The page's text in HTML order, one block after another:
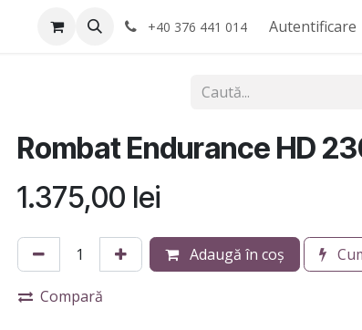
Service-uri montaj +40 376 441 014 Autentificare
Rombat Endurance HD
1.375,00 lei
Adaugă în coș
Compară